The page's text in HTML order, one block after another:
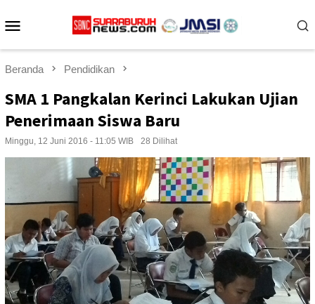
ke
Beranda Pendidikan
SMA 1 Pangkalan Kerinci Lakukan Ujian
Penerimaan Siswa Baru
Minggu, 12 Juni 2016 - 11:05 WIB 28 Dilihat